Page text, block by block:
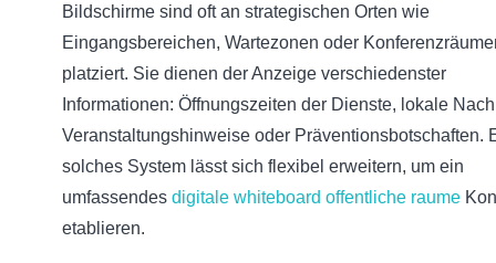
Bildschirme sind oft an strategischen Orten wie
Eingangsbereichen, Wartezonen oder
platziert. Sie dienen der Anzeige verschiedenster
Informationen: Öffnungszeiten der Dienste, lokale
Veranstaltungshinweise oder Präventionsbotschaften.
solches System lässt sich flexibel erweitern, um ein
umfassendes digitale whiteboard offentliche raume
etablieren.